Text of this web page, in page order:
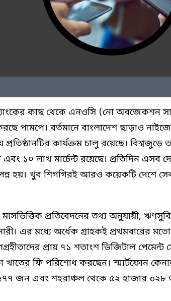
কাছ থেকে এনওসি (নো অবজেকশন
পামপে। বর্তমানে বাংলাদেশ ছাড়াও
প্রতিষ্ঠানটির কার্যক্রম চালু রয়েছে। বিশ্বজুড়ে
এবং ১০ লাখ মার্চেন্ট রয়েছে। প্রতিদিন এসব
হয়। খুব শিগগিরই আরও কয়েকটি দেশে
মাসভিত্তিক প্রতিবেদনের তথ্য অনুযায়ী,
এর মধ্যে অর্ধেক গ্রাহকই প্রথমবারের
প্রায় ৭১ শতাংশ ডিজিটাল পেমেন্ট
খাতের ফি পরিশোধ করছেন। স্মার্টফোন কেনার
জন এবং শহরাঞ্চল থেকে ৫২ হাজার ৩২৮